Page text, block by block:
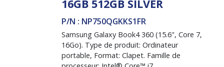
16GB 512GB SILVER
P/N : NP750QGKKS1FR
Samsung Galaxy Book4 360 (15.6", Core 7,
16Go). Type de produit: Ordinateur
portable, Format: Clapet. Famille de